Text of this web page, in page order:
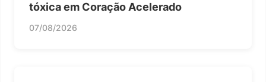
tóxica em Coração Acelerado
07/08/2026